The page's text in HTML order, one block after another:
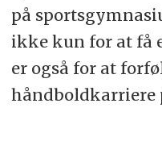
på
ikke kun for at få
er også for at
håndboldkarriere